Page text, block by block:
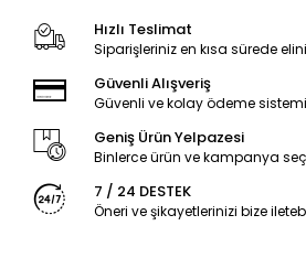
Hızlı Teslimat
Siparişleriniz en kısa sürede
Güvenli Alışveriş
Güvenli ve kolay ödeme sistemi
Geniş Ürün Yelpazesi
Binlerce ürün ve kampanya
7 / 24 DESTEK
Öneri ve şikayetlerinizi bize